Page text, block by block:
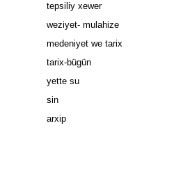
tepsiliy xewer
weziyet- mulahize
medeniyet we tarix
tarix-bügün
yette su
sin
arxip